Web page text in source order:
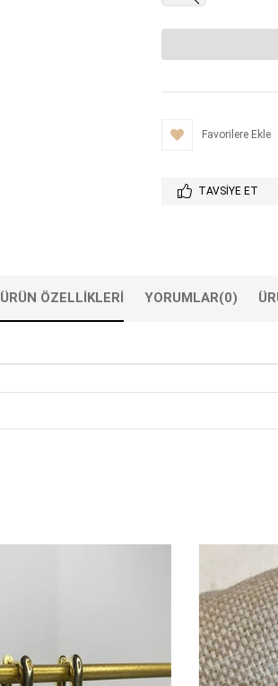
Favorilere Ekle
TAVSIYE ET
ÜRÜN ÖZELLIKLERI YORUMLAR(0)